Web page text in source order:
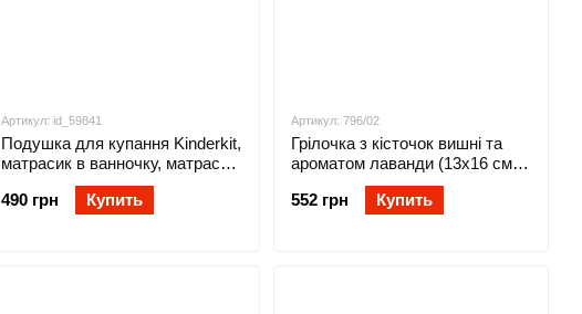
Артикул: id_59841
Подушка для купання Kinderkit,
матрасик в ванночку, матрасик
для купания, горка, гамак.
490 грн
Купить
Артикул: 796/02
Грілочка з кісточок вишні та
ароматом лаванди (13х16 см.)
Сірий / "Babyono"
552 грн
Купить